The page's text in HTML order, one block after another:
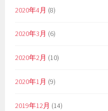
2020年4月 (8)
2020年3月 (6)
2020年2月 (10)
2020年1月 (9)
2019年12月 (14)